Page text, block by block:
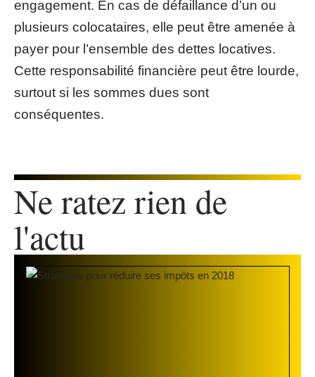
engagement. En cas de défaillance d’un ou
plusieurs colocataires, elle peut être amenée à
payer pour l’ensemble des dettes locatives.
Cette responsabilité financière peut être lourde,
surtout si les sommes dues sont
conséquentes.
Ne ratez rien de
l'actu